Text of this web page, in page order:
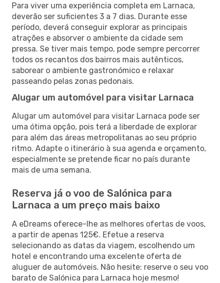
Para viver uma experiência completa em Larnaca,
deverão ser suficientes 3 a 7 dias. Durante esse
período, deverá conseguir explorar as principais
atrações e absorver o ambiente da cidade sem
pressa. Se tiver mais tempo, pode sempre percorrer
todos os recantos dos bairros mais autênticos,
saborear o ambiente gastronómico e relaxar
passeando pelas zonas pedonais.
Alugar um automóvel para visitar Larnaca
Alugar um automóvel para visitar Larnaca pode ser
uma ótima opção, pois terá a liberdade de explorar
para além das áreas metropolitanas ao seu próprio
ritmo. Adapte o itinerário à sua agenda e orçamento,
especialmente se pretende ficar no país durante
mais de uma semana.
Reserva já o voo de Salónica para
Larnaca a um preço mais baixo
A eDreams oferece-lhe as melhores ofertas de voos,
a partir de apenas 125€. Efetue a reserva
selecionando as datas da viagem, escolhendo um
hotel e encontrando uma excelente oferta de
aluguer de automóveis. Não hesite: reserve o seu voo
barato de Salónica para Larnaca hoje mesmo!